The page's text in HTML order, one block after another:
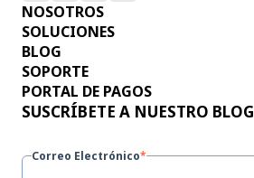
NOSOTROS
SOLUCIONES
BLOG
SOPORTE
PORTAL DE PAGOS
SUSCRÍBETE A NUESTRO BLOG
Correo Electrónico*